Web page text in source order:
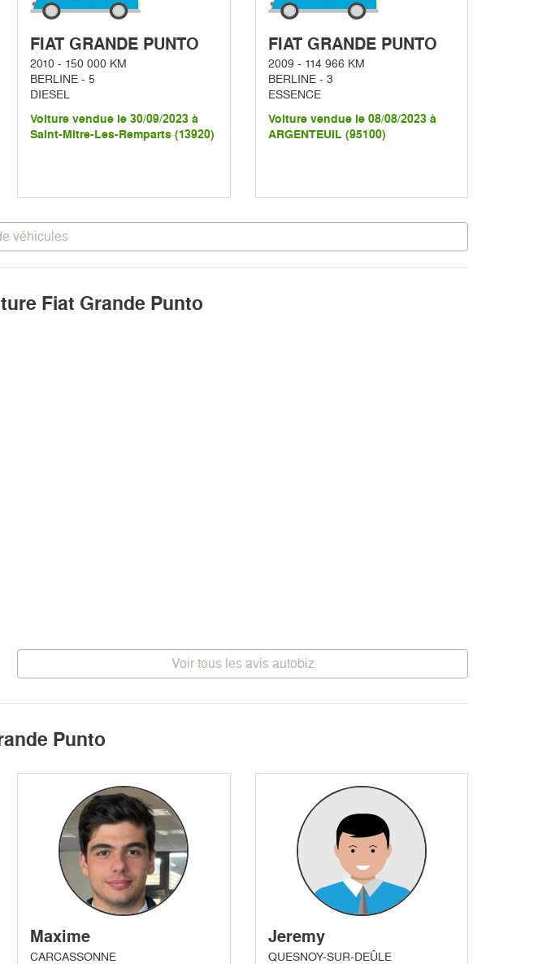
FIAT GRANDE PUNTO
2010 - 150 000 KM
BERLINE - 5
DIESEL
Voiture vendue le 30/09/2023 à
Saint-Mitre-Les-Remparts (13920)
FIAT GRANDE PUNTO
2009 - 114 966 KM
BERLINE - 3
ESSENCE
Voiture vendue le 08/08/2023 à
ARGENTEUIL (95100)
véhicules
Fiat Grande Punto
Voir tous les avis autobiz
Punto
Maxime
CARCASSONNE
Jeremy
QUESNOY-SUR-DEÛLE